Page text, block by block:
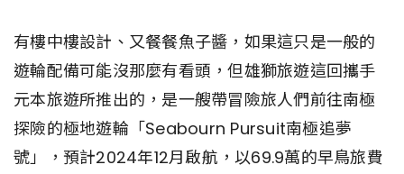
有樓中樓設計、又餐餐魚子醬，如果這只是一般的
遊輪配備可能沒那麼有看頭，但雄獅旅遊這回攜手
元本旅遊所推出的，是一艘帶冒險旅人們前往南極
探險的極地遊輪「Seabourn Pursuit南極追夢
號」，預計2024年12月啟航，以69.9萬的早鳥旅費